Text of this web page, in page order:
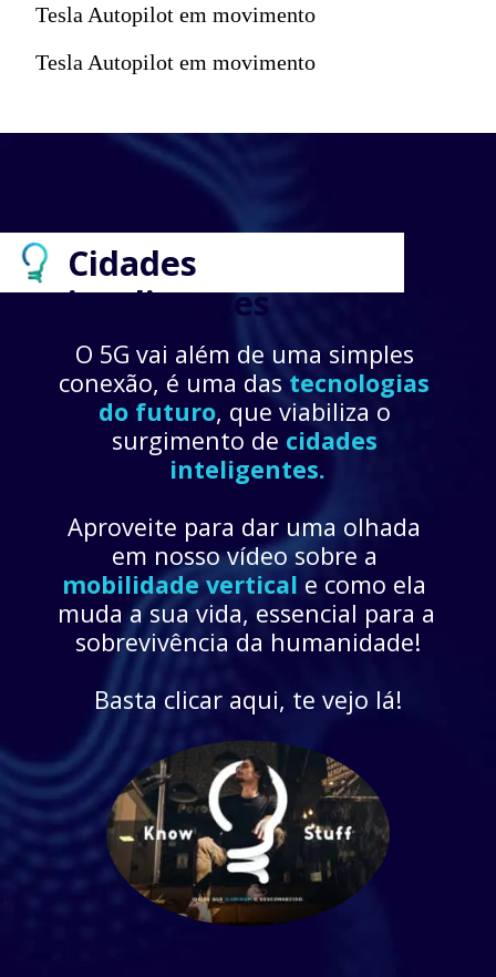
Tesla Autopilot em movimento
Tesla Autopilot em movimento
O 5G vai além de uma simples
conexão, é uma das tecnologias
do futuro, que viabiliza o
surgimento de cidades
inteligentes.
Aproveite para dar uma olhada
mobilidade vertical e como ela
muda a sua vida, essencial para a
sobrevivência da humanidade!
Basta clicar aqui, te vejo lá!
Cidades
inteligentes